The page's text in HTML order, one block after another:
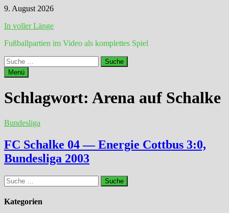
Zum
springen
9. August 2026
In voller Länge
Fußballpartien im Video als komplettes Spiel
Suche
nach:
Menü
Schlagwort: Arena auf Schalke
Bundesliga
FC Schalke 04 — Energie Cottbus 3:0,
Bundesliga 2003
Suche
nach:
Kategorien